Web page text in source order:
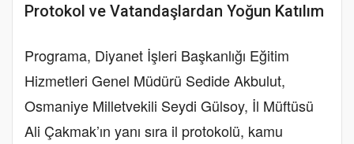
Protokol ve Vatandaşlardan Yoğun Katılım
Programa, Diyanet İşleri Başkanlığı Eğitim
Hizmetleri Genel Müdürü Sedide Akbulut,
Osmaniye Milletvekili Seydi Gülsoy, İl Müftüsü
Ali Çakmak’ın yanı sıra il protokolü, kamu